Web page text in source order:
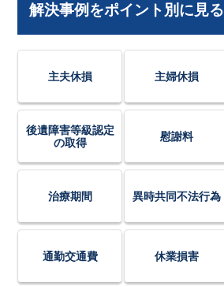
解決事例をポイント別に見る
主夫休損 主婦休損
後遺障害等級認定
の取得
慰謝料
治療期間 異時共同不法行為
通勤交通費 休業損害